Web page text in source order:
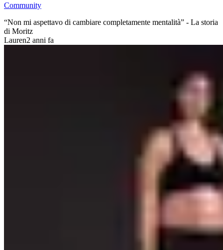
Community
“Non mi aspettavo di cambiare completamente mentalità” - La storia
di Moritz
Lauren2 anni fa